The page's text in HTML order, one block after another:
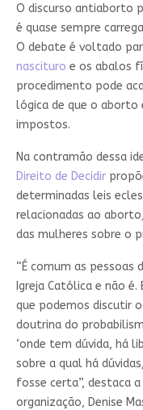
O discurso antiaborto
é quase sempre
O debate é voltado
nascituro e os abalos
procedimento pode
lógica de que o aborto
impostos.
Na contramão dessa
Direito de Decidir
determinadas leis
relacionadas ao
das mulheres sobre o
“É comum as pessoas
Igreja Católica e não
que podemos discutir
doutrina do
‘onde tem dúvida, há
sobre a qual há
fosse certa”, destaca
organização, Denise